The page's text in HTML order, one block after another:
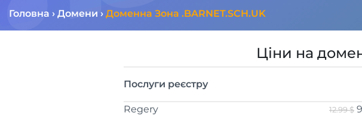
Головна › Домени › Доменна Зона .BARNET.SCH.UK
Ціни на
Послуги реєстру
Regery 12.99 $